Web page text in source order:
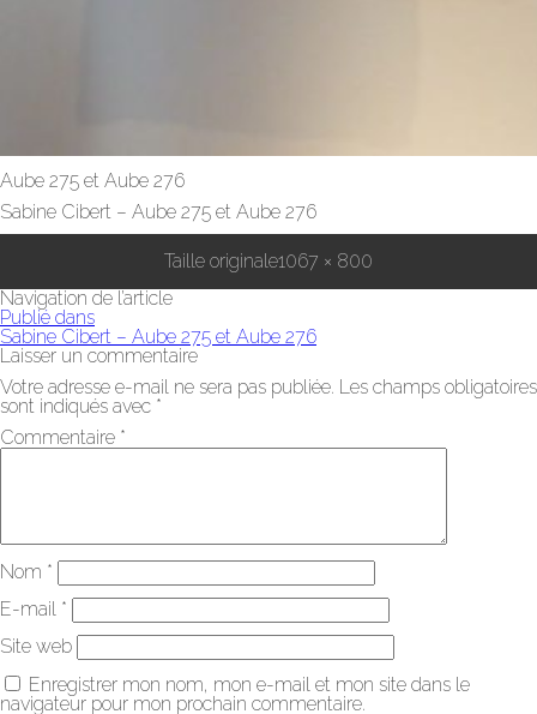
Aube 275 et Aube 276
Sabine Cibert – Aube 275 et Aube 276
Taille originale1067 × 800
Navigation de l’article
Publié dans
Sabine Cibert – Aube 275 et Aube 276
Laisser un commentaire
Votre adresse e-mail ne sera pas publiée. Les champs obligatoires
sont indiqués avec *
Commentaire *
Nom *
E-mail *
Site web
Enregistrer mon nom, mon e-mail et mon site dans le
navigateur pour mon prochain commentaire.